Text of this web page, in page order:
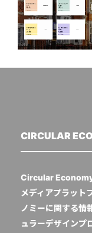
CIRCULAR
Circular Economy
メディアプラット
ノミーに関する情
ュラーデザインプ